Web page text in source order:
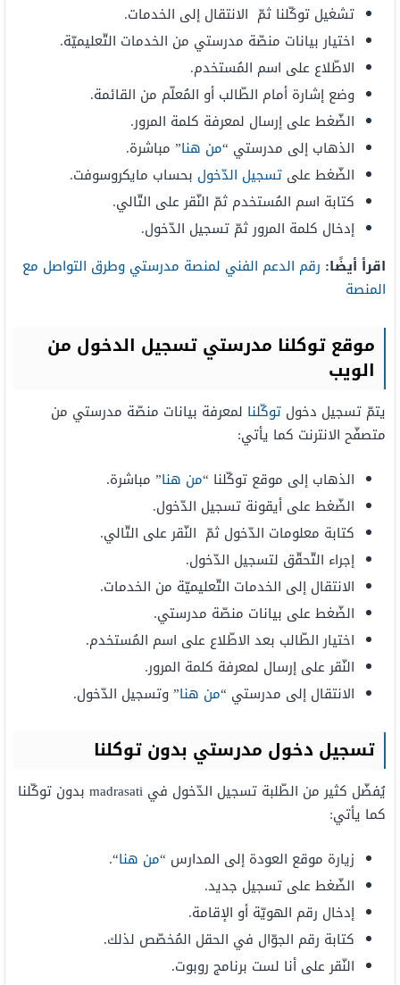
تشغيل توكّلنا ثمّ الانتقال إلى الخدمات.
اختيار بيانات منصّة مدرستي من الخدمات التّعليميّة.
الاطّلاع على اسم المُستخدم.
وضع إشارة أمام الطّالب أو المُعلّم من القائمة.
الضّغط على إرسال لمعرفة كلمة المرور.
الذهاب إلى مدرستي “من هنا” مباشرة.
الضّغط على تسجيل الدّخول بحساب مايكروسوفت.
كتابة اسم المُستخدم ثمّ النّقر على التّالي.
إدخال كلمة المرور ثمّ تسجيل الدّخول.
اقرأ أيضًا: رقم الدعم الفني لمنصة مدرستي وطرق التواصل مع
المنصة
موقع توكلنا مدرستي تسجيل الدخول من
الويب
يتمّ تسجيل دخول توكّلنا لمعرفة بيانات منصّة مدرستي من
متصفّح الانترنت كما يأتي:
الذهاب إلى موقع توكّلنا “من هنا” مباشرة.
الضّغط على أيقونة تسجيل الدّخول.
كتابة معلومات الدّخول ثمّ النّقر على التّالي.
إجراء التّحقّق لتسجيل الدّخول.
الانتقال إلى الخدمات التّعليميّة من الخدمات.
الضّغط على بيانات منصّة مدرستي.
اختيار الطّالب بعد الاطّلاع على اسم المُستخدم.
النّقر على إرسال لمعرفة كلمة المرور.
الانتقال إلى مدرستي “من هنا” وتسجيل الدّخول.
تسجيل دخول مدرستي بدون توكلنا
يُفضّل كثير من الطّلبة تسجيل الدّخول في madrasati بدون توكّلنا
كما يأتي:
زيارة موقع العودة إلى المدارس “من هنا“.
الضّغط على تسجيل جديد.
إدخال رقم الهويّة أو الإقامة.
كتابة رقم الجوّال في الحقل المُخصّص لذلك.
النّقر على أنا لست برنامج روبوت.